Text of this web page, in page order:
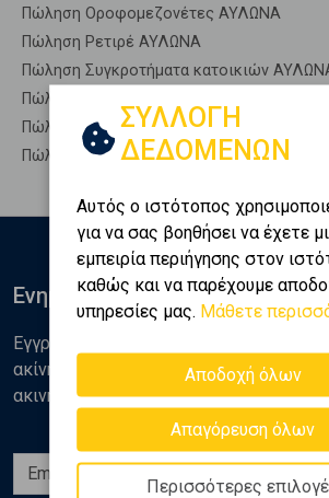
Πώληση Οροφομεζονέτες ΑΥΛΩΝΑ
Πώληση Ρετιρέ ΑΥΛΩΝΑ
Πώληση Συγκροτήματα κατοικιών
Πώληση Υπόγεια ΑΥΛΩΝΑ
Πώληση Υπόσκαφα ΑΥΛΩΝΑ
Πώληση Υπολ. υψουν ΑΥΛΩΝΑ
ΣΥΛΛΟΓΗ
ΔΕΔΟΜΕΝΩΝ
Αυτός ο ιστότοπος
για να σας βοηθήσει να έχετε
εμπειρία περιήγησης στον
καθώς και να παρέχουμε
υπηρεσίες μας. Μάθετε
Αποδοχή όλων
Απαγόρευση όλων
Περισσότερες
Ενημερωθείτε
Εγγραφείτε στο newsletter της Golden
ακίνητα, αναλύσεις και διάφορα θέματα
ακινήτων